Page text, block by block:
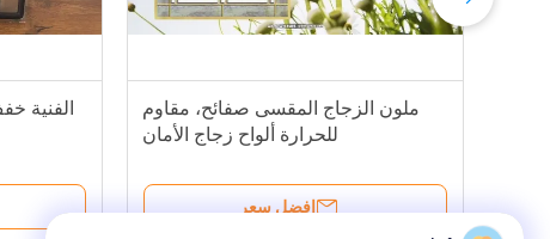
ملون الزجاج المقسى صفائح، مقاوم
للحرارة ألواح زجاج الأمان